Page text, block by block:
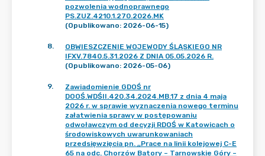
pozwolenia wodnoprawnego
PS.ZUZ.4210.1.270.2026.MK
(Opublikowano: 2026-06-15)
8.
OBWIESZCZENIE WOJEWODY ŚLĄSKIEGO NR
IFXV.7840.5.31.2026 Z DNIA 05.05.2026 R.
(Opublikowano: 2026-05-06)
9.
Zawiadomienie GDOŚ nr
DOOŚ.WDŚII.420.34.2024.MB.17 z dnia 4 maja
2026 r. w sprawie wyznaczenia nowego terminu
załatwienia sprawy w postępowaniu
odwoławczym od decyzji RDOŚ w Katowicach o
środowiskowych uwarunkowaniach
przedsięwzięcia pn. ,,Prace na linii kolejowej C-E
65 na odc. Chorzów Batory – Tarnowskie Góry –